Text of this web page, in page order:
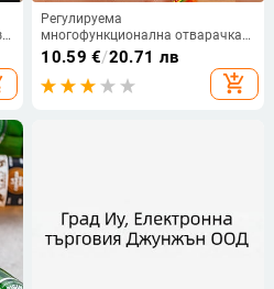
Регулируема
многофункционална отварачка
за капачки за бутилки Капаци от
неръждаема стомана Отварачка
за буркани Спестяваща труд
винтова отварачка за консерви
10.59 €/20.71 лв
add_shopping_cart